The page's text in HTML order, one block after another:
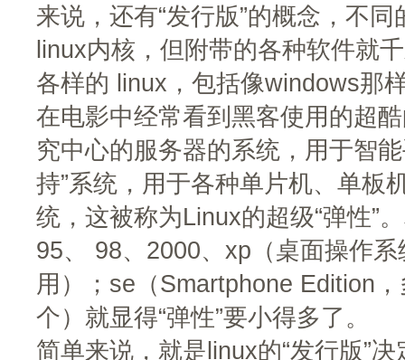
来说，还有“发行版”的概念，不
linux内核，但附带的各种软件就
各样的 linux，包括像windows那
在电影中经常看到黑客使用的超
究中心的服务器的系统，用于智
持”系统，用于各种单片机、单板
统，这被称为Linux的超级“弹性”
95、 98、2000、xp（桌面操作
用）；se（Smartphone Edition
个）就显得“弹性”要小得多了。
简单来说，就是linux的“发行版”